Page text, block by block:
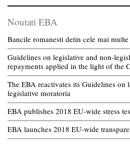
Noutati EBA
Bancile romanesti detin cele mai
Guidelines on legislative and non-
repayments applied in the light of the
The EBA reactivates its Guidelines on
legislative moratoria
EBA publishes 2018 EU-wide stress
EBA launches 2018 EU-wide